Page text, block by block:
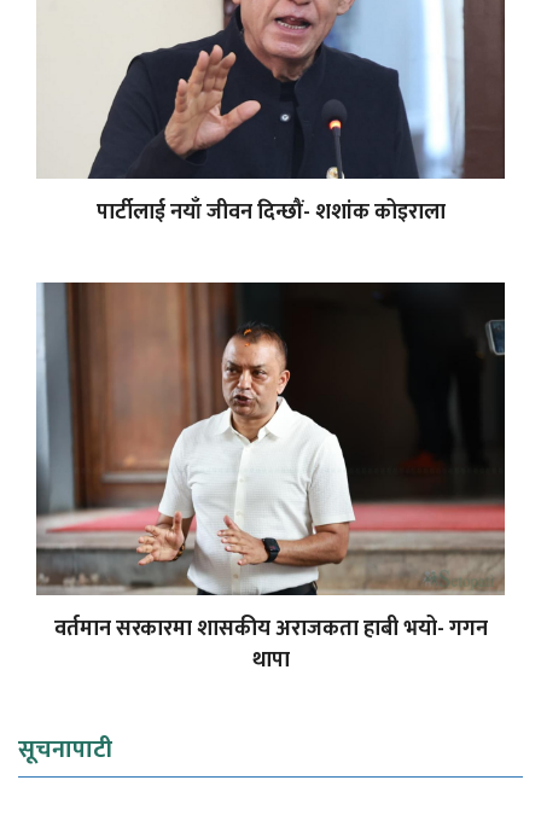
पार्टीलाई नयाँ जीवन दिन्छौं- शशांक कोइराला
वर्तमान सरकारमा शासकीय अराजकता हाबी भयो- गगन
थापा
सूचनापाटी